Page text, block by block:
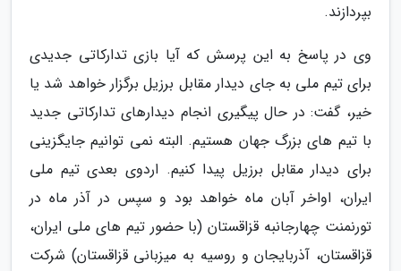
بپردازند.
وی در پاسخ به این پرسش که آیا بازی تدارکاتی جدیدی
برای تیم ملی به جای دیدار مقابل برزیل برگزار خواهد شد یا
خیر، گفت: در حال پیگیری انجام دیدارهای تدارکاتی جدید
با تیم های بزرگ جهان هستیم. البته نمی توانیم جایگزینی
برای دیدار مقابل برزیل پیدا کنیم. اردوی بعدی تیم ملی
ایران، اواخر آبان ماه خواهد بود و سپس در آذر ماه در
تورنمنت چهارجانبه قزاقستان (با حضور تیم های ملی ایران،
قزاقستان، آذربایجان و روسیه به میزبانی قزاقستان) شرکت